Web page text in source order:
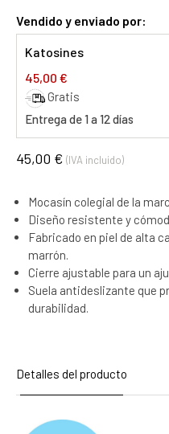
Vendido y enviado por:
Katosines
45,00 €
Gratis
Entrega de 1 a 12 días
45,00 € (IVA incluido)
Mocasín colegial de la
Diseño resistente y
Fabricado en piel de alta
marrón.
Cierre ajustable para un
Suela antideslizante que
durabilidad.
Detalles del producto